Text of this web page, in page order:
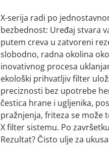
X-serija radi po
bezbednost: Uređaj stvara
putem creva u zatvoreni
slobodno, radna okolina
inovativnog procesa
ekološki prihvatljiv filter
preciznosti bez upotrebe
čestica hrane i ugljenika,
pražnjenja, friteza se može
X filter sistemu. Po
Rezultat? Čisto ulje za